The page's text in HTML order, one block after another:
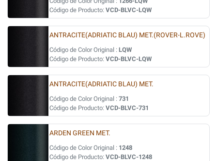
Código de Producto: VCD-BLVC-LQW
ANTRACITE(ADRIATIC BLAU) MET.(ROVER-L.ROVE)
Código de Color Original : LQW
Código de Producto: VCD-BLVC-LQW
ANTRACITE(ADRIATIC BLAU) MET.
Código de Color Original : 731
Código de Producto: VCD-BLVC-731
ARDEN GREEN MET.
Código de Color Original : 1248
Código de Producto: VCD-BLVC-1248